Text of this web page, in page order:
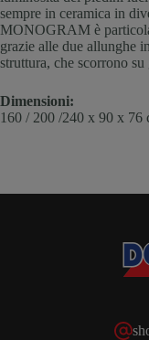
sempre in ceramica in
MONOGRAM è
grazie alle due allunghe
struttura, che scorrono
Dimensioni:
160 / 200 /240 x 90 x 76